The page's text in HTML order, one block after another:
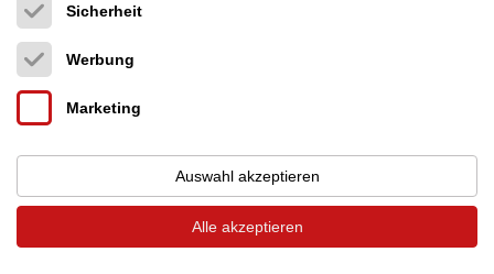
BrystonBR20 silber
Neupreis: 8.734 €
Sicherheit
Werbung
Marketing
Auswahl akzeptieren
Alle akzeptieren